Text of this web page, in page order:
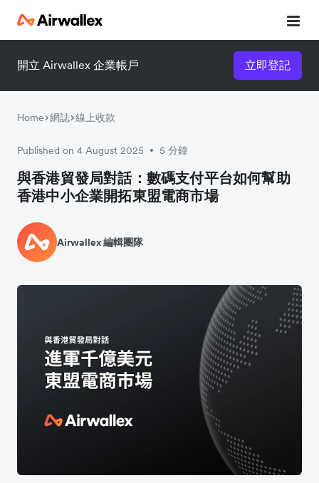
開立 Airwallex 企業帳戶 立即登記
Home 網誌 線上收款
Published on 4 August 2025 • 5 分鐘
與香港貿發局對話：數碼支付平台如何幫助
香港中小企業開拓東盟電商市場
Airwallex 編輯團隊